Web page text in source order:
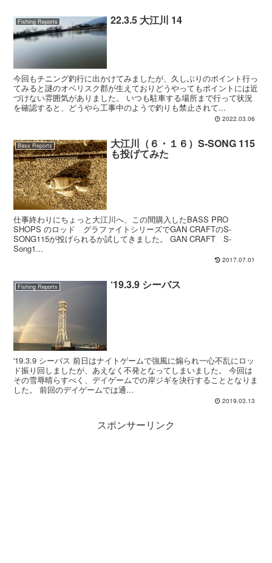
Fishing Reports 22.3.5 大江川 14
今回もチニング釣行に出かけてみましたが、久しぶりのポイント行っ
てみると謎のオベリスク郡が生えておりどうやってもポイントには近
づけない雰囲気がありました。 いつも駐車する場所まで行って状況
を確認すると、どうやら工事中のようで釣りも禁止されて...
2022.03.06
Bass Reports 大江川（６・１６）S-SONG 115
も投げてみた
仕事終わりにちょっと大江川へ、この間購入したBASS PRO
SHOPS のロッド グラファイトシリーズでGAN CRAFTのS-
SONG115が投げられるか試してきました。 GAN CRAFT S-
Song1...
2017.07.01
Fishing Reports ‘19.3.9 シーバス
'19.3.9 シーバス 前日はナイトゲームで強風に煽られ一心不乱にロッ
ド振り回しましたが、あえなく不発となってしまいました。 今回は
その雪辱晴らすべく、デイゲームでの岸ジギを決行することとなりま
した。 前回のデイゲームでは通...
2019.03.13
スポンサーリンク